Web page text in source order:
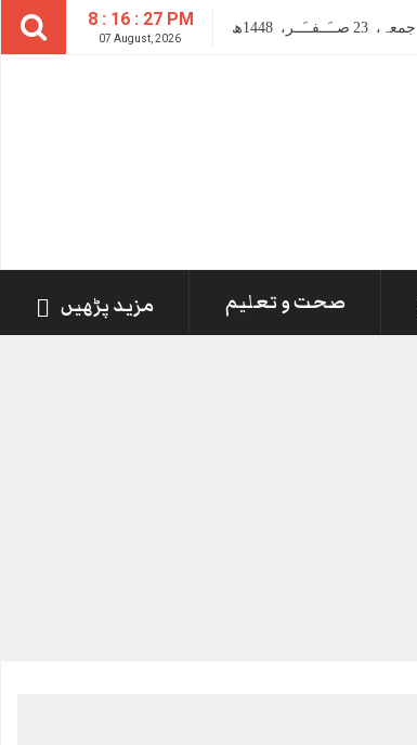
8 : 16 : 27 PM
07 August, 2026
جمعہ، 23 صــَــفــَــر، 1448ھ
صحت و تعلیم مزید پڑھیں